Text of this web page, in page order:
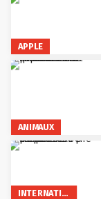
APPLE
ANIMAUX
INTERNATIONAL